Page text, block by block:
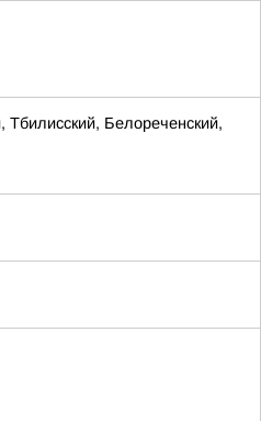
Белореченский,